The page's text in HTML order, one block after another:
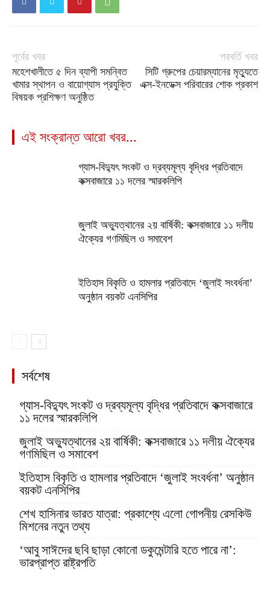
পূর্বের খবর
মহেশখালীতে ৫ দিন ব্যাপী সমন্বিত
খামার স্থাপন ও বায়োগ্যাস প্রযুক্তি
বিষয়ক প্রশিক্ষণ অনুষ্ঠিত
পরবর্তি খবর
সিটি গ্রুপের চেয়ারম্যানের মৃত্যুতে
এক্স-ইনডেক্স পরিবারের শোক প্রকাশ
এই সংক্রান্ত আরো খবর...
গ্যাস-বিদ্যুৎ সংকট ও দ্রব্যমূল্য বৃদ্ধির প্রতিবাদে
কক্সবাজারে ১১ দলের স্মারকলিপি
জুলাই অভ্যুত্থানের ২য় বার্ষিকী: কক্সবাজারে ১১ দলীয়
ঐক্যের গণমিছিল ও সমাবেশ
ইতিহাস বিকৃতি ও হামলার প্রতিবাদে ‘জুলাই সংবর্ধনা’
অনুষ্ঠান বয়কট এনসিপির
সর্বশেষ
গ্যাস-বিদ্যুৎ সংকট ও দ্রব্যমূল্য বৃদ্ধির প্রতিবাদে কক্সবাজারে
১১ দলের স্মারকলিপি
জুলাই অভ্যুত্থানের ২য় বার্ষিকী: কক্সবাজারে ১১ দলীয় ঐক্যের
গণমিছিল ও সমাবেশ
ইতিহাস বিকৃতি ও হামলার প্রতিবাদে ‘জুলাই সংবর্ধনা’ অনুষ্ঠান
বয়কট এনসিপির
শেখ হাসিনার ভারত যাত্রা: প্রকাশ্যে এলো গোপনীয় রেসকিউ
মিশনের নতুন তথ্য
‘আবু সাঈদের ছবি ছাড়া কোনো ডকুমেন্টারি হতে পারে না’:
ভারপ্রাপ্ত রাষ্ট্রপতি